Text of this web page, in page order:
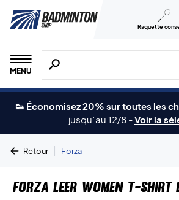
Raquette
MENU
Recherche de produits, de
👟 Économisez 20% sur toutes les
jusqu´au 12/8 -Voir la
Retour | Forza
Forza Leer Women T-shirt